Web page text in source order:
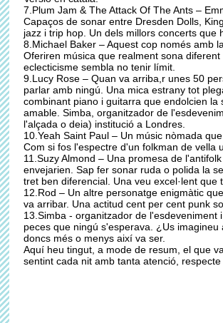
7.Plum Jam & The Attack Of The Ants –
Capaços de sonar entre Dresden Dolls,
jazz i trip hop. Un dels millors concerts que
8.Michael Baker – Aquest cop només amb
Oferiren música que realment sona
eclecticisme sembla no tenir límit.
9.Lucy Rose – Quan va arriba,r unes 50
parlar amb ningú. Una mica estrany tot
combinant piano i guitarra que endolcien
amable. Simba, organitzador de
l'alçada o deia) institució a Londres.
10.Yeah Saint Paul – Un músic nòmada
Com si fos l'espectre d'un folkman de vella
11.Suzy Almond – Una promesa de
envejarien. Sap fer sonar ruda o polida la
tret ben diferencial. Una veu excel·lent
12.Rod – Un altre personatge enigmàtic
va arribar. Una actitud cent per cent punk
13.Simba - organitzador de
peces que ningú s'esperava. ¿Us
doncs més o menys així va ser.
Aquí heu tingut, a mode de resum, el que
sentint cada nit amb tanta atenció,